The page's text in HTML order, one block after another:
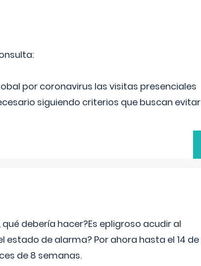
por coronavirus las visitas presenciales
siguiendo criterios que buscan evitar
debería hacer?Es epligroso acudir al
de alarma? Por ahora hasta el 14 de
de 8 semanas.